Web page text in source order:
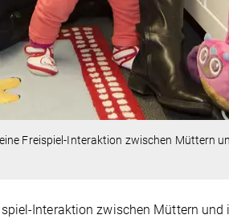
Freispiel-Interaktion zwischen Müttern
Interaktion zwischen Müttern